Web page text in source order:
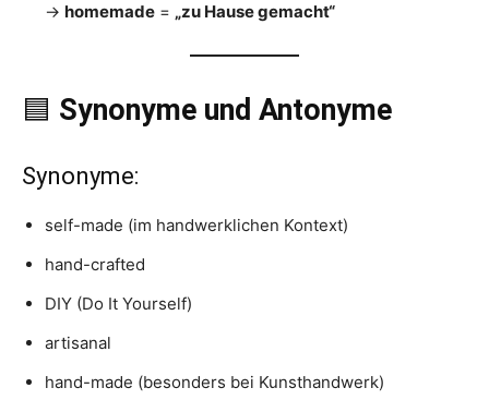
→ homemade = „zu Hause gemacht“
🟦 Synonyme und Antonyme
Synonyme:
self-made (im handwerklichen Kontext)
hand-crafted
DIY (Do It Yourself)
artisanal
hand-made (besonders bei Kunsthandwerk)